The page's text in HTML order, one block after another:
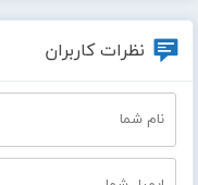
نظرات کاربران